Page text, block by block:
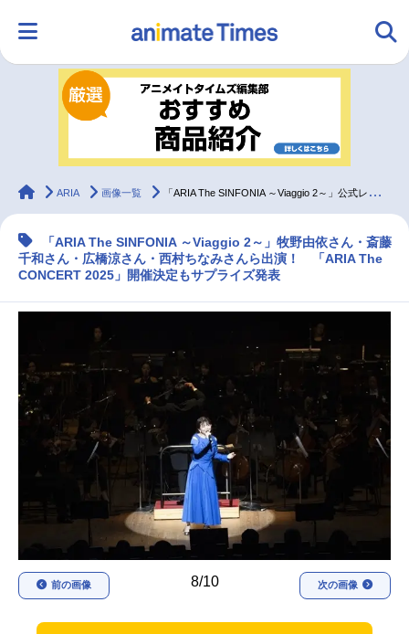
ランキング アニメ
ラジオ みんなの声
マンガ・ラノベ ゲーム・アプリ 音楽 コスプレ
最新記事一覧
アニメ記事一覧 声優記事一覧
アニメ映画一覧 実写化映画一覧
今期アニメ曜日別一覧
春アニメ 夏アニメ
秋アニメ 冬アニメ
男性声優/女性声優一覧
animateTimes
ARIA 画像一覧 「ARIA The SINFONIA ～Viaggio 2～」公式レポート！
「ARIA The SINFONIA ～Viaggio 2～」牧野由依さん・斎藤
千和さん・広橋涼さん・西村ちなみさんら出演！ 「ARIA The
CONCERT 2025」開催決定もサプライズ発表
8/10
前の画像 次の画像